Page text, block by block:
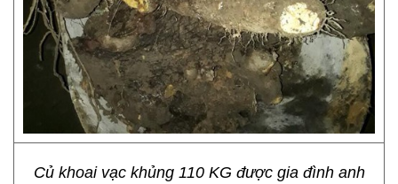
Củ khoai vạc khủng 110 KG được gia đình anh